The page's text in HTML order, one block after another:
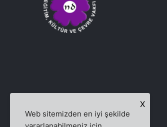
Web sitemizden en iyi şekilde
X